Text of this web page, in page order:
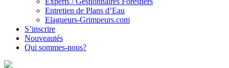
Entretien de Plans d’Eau
Elagueurs-Grimpeurs.com
S’inscrire
Nouveautés
Qui sommes-nous?